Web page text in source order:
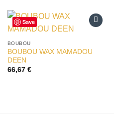
Save
d’envies
BOUBOU
BOUBOU WAX MAMADOU
DEEN
66,67 €